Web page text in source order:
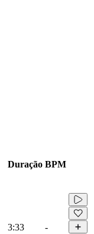
Duração BPM
3:33 -